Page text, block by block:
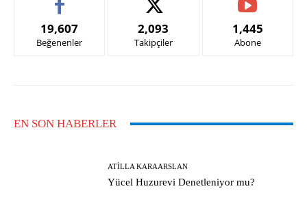
19,607
Beğenenler
2,093
Takipçiler
1,445
Abone
EN SON HABERLER
ATILLA KARAARSLAN
Yücel Huzurevi Denetleniyor mu?